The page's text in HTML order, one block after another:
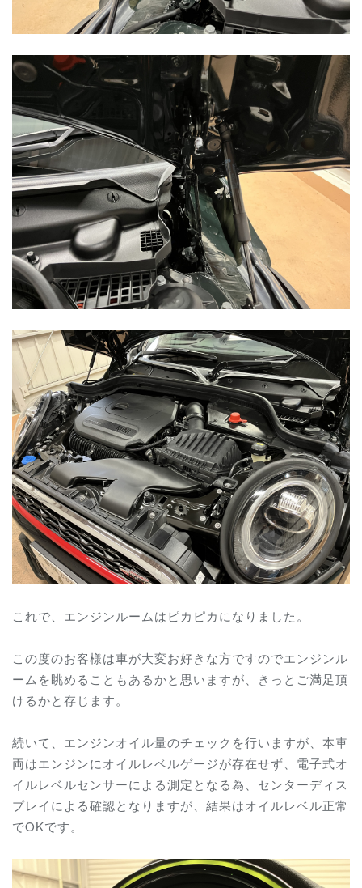
これで、エンジンルームはピカピカになりました。
この度のお客様は車が大変お好きな方ですのでエンジンル
ームを眺めることもあるかと思いますが、きっとご満足頂
けるかと存じます。
続いて、エンジンオイル量のチェックを行いますが、本車
両はエンジンにオイルレベルゲージが存在せず、電子式オ
イルレベルセンサーによる測定となる為、センターディス
プレイによる確認となりますが、結果はオイルレベル正常
でOKです。